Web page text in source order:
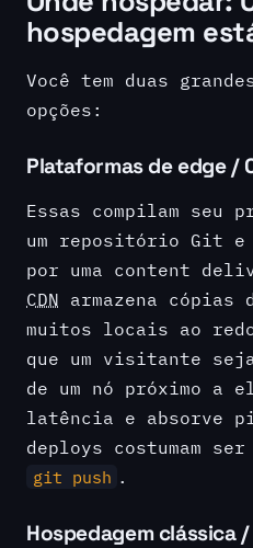
hospedagem
Você tem duas
opções:
Plataformas de edge /
Essas compilam
um repositório Git e
por uma content
CDN armazena cópias
muitos locais ao
que um visitante
de um nó próximo a
latência e absorve
deploys costumam
git push .
Hospedagem clássica